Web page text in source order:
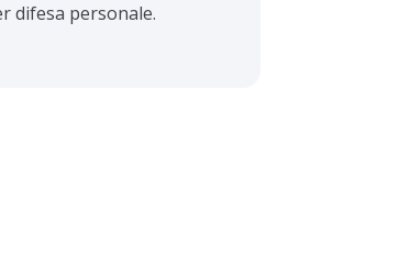
difesa personale.